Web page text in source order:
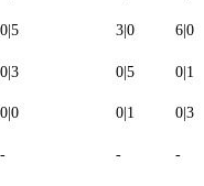
0|5 3|0 6|0
0|3 0|5 0|1
0|0 0|1 0|3
- - -